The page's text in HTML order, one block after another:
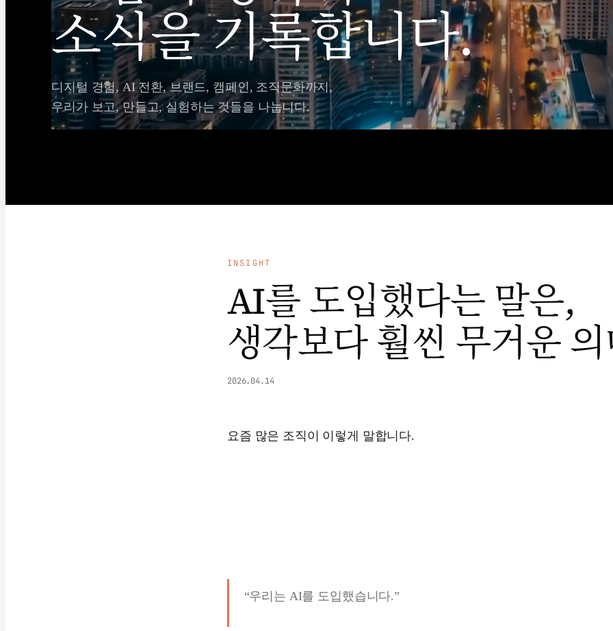
소식을 기록합니다.
디지털 경험, AI 전환, 브랜드, 캠페인, 조직문화까지,
우리가 보고, 만들고, 실험하는 것들을 나눕니다.
INSIGHT
AI를 도입했다는 말은,
생각보다 훨씬 무거운
2026.04.14
요즘 많은 조직이 이렇게 말합니다.
“우리는 AI를 도입했습니다.”